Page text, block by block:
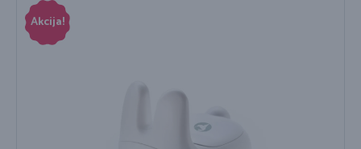
Akcija!